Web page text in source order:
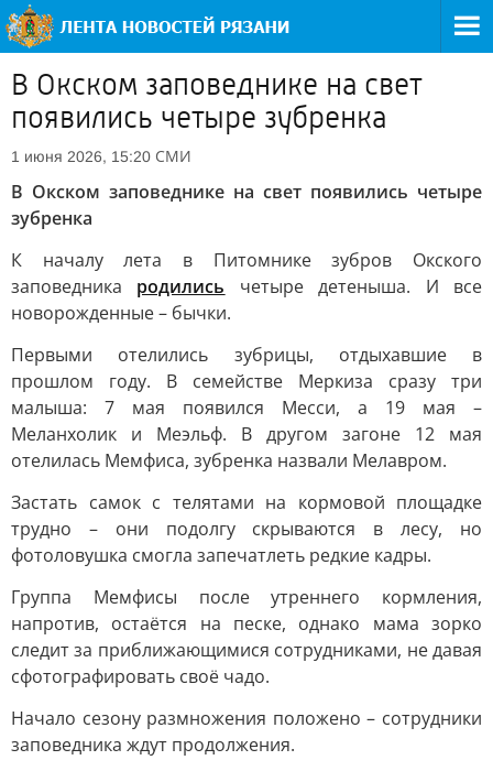
В Окском заповеднике на свет
появились четыре зубренка
1 июня 2026, 15:20 СМИ
В Окском заповеднике на свет появились четыре
зубренка
К началу лета в Питомнике зубров Окского
заповедника родились четыре детеныша. И все
новорожденные – бычки.
Первыми отелились зубрицы, отдыхавшие в
прошлом году. В семействе Меркиза сразу три
малыша: 7 мая появился Месси, а 19 мая –
Меланхолик и Меэльф. В другом загоне 12 мая
отелилась Мемфиса, зубренка назвали Мелавром.
Застать самок с телятами на кормовой площадке
трудно – они подолгу скрываются в лесу, но
фотоловушка смогла запечатлеть редкие кадры.
Группа Мемфисы после утреннего кормления,
напротив, остаётся на песке, однако мама зорко
следит за приближающимися сотрудниками, не давая
сфотографировать своё чадо.
Начало сезону размножения положено – сотрудники
заповедника ждут продолжения.